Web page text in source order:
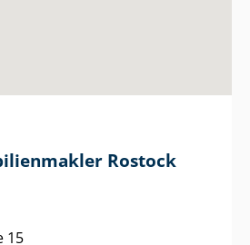
Rostock
15